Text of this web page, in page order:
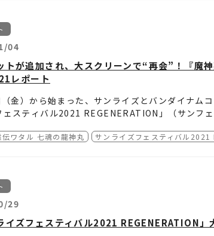
ゲストトークショーの実施はございません。あら
ンドスクエア シネマ
月23日（火・祝）
月24日（水）
月24日（水）
月25日（木）
機動戦士ガンダムⅢ めぐりあい宇
月25日（木）
ゲストトークショーの実施はございません。あ
都
月23日（火・祝）
月24日（水）
月25日（木）
ゲストトークショーの実施はございません。あら
博多
年11月13日（土）18：00開映
：TOHOシネマズ 梅田
トークショーはありません）
04
トが追加され、大スクリーンで“再会”！『魔
レポート
金）から始まった、サンライズとバンダイナム
ェスティバル2021 REGENERATION」（サンフェ
、『魔神英雄伝ワタル 七魂の龍神丸 －再会－』で
伝ワタル 七魂の龍神丸 サンライズフェスティバル2021
29
イズフェスティバル2021 REGENERATION」